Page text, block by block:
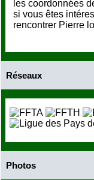
les coordonnées
si vous êtes
rencontrer Pierre
Réseaux
Photos